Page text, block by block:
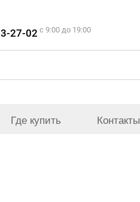
27-02 c 9:00 до 19:00
Где купить Контакты